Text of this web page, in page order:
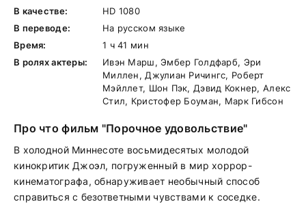
В качестве:
HD 1080
В переводе:
На русском языке
Время:
1 ч 41 мин
В ролях актеры:
Ивэн Марш, Эмбер Голдфарб, Эри
Миллен, Джулиан Ричингс, Роберт
Мэйллет, Шон Пэк, Дэвид Кокнер, Алекс
Стил, Кристофер Боуман, Марк Гибсон
Про что фильм "Порочное удовольствие"
В холодной Миннесоте восьмидесятых молодой
кинокритик Джоэл, погруженный в мир хоррор-
кинематографа, обнаруживает необычный способ
справиться с безответными чувствами к соседке.